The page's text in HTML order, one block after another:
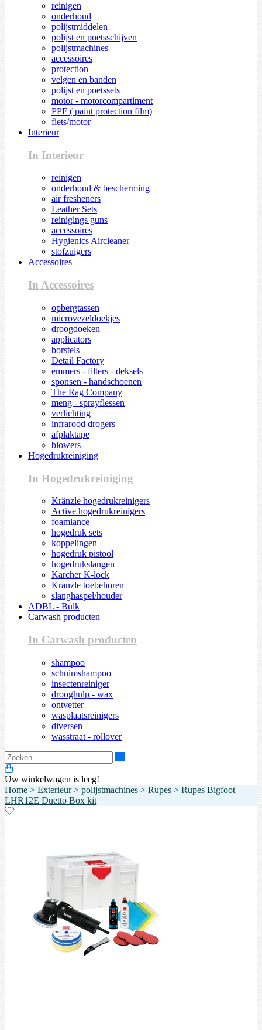
reinigen
onderhoud
polijstmiddelen
polijst en poetsschijven
polijstmachines
accessoires
protection
velgen en banden
polijst en poetssets
motor - motorcompartiment
PPF ( paint protection film)
fiets/motor
Interieur
In Interieur
reinigen
onderhoud & bescherming
air fresheners
Leather Sets
reinigings guns
accessoires
Hygienics Aircleaner
stofzuigers
Accessoires
In Accessoires
opbergtassen
microvezeldoekjes
droogdoeken
applicators
borstels
Detail Factory
emmers - filters - deksels
sponsen - handschoenen
The Rag Company
meng - sprayflessen
verlichting
infrarood drogers
afplaktape
blowers
Hogedrukreiniging
In Hogedrukreiniging
Kränzle hogedrukreinigers
Active hogedrukreinigers
foamlance
hogedruk sets
koppelingen
hogedruk pistool
hogedrukslangen
Karcher K-lock
Kranzle toebehoren
slanghaspel/houder
ADBL - Bulk
Carwash producten
In Carwash producten
shampoo
schuimshampoo
insectenreiniger
drooghulp - wax
ontvetter
wasplaatsreinigers
diversen
wasstraat - rollover
Uw winkelwagen is leeg!
Home > Exterieur> polijstmachines > Rupes > Rupes Bigfoot
LHR12E Duetto Box kit